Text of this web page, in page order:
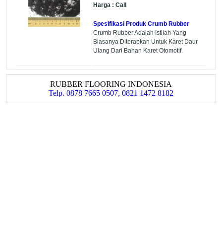
Harga : Call
Spesifikasi Produk Crumb Rubber
Crumb Rubber Adalah Istilah Yang
Biasanya Diterapkan Untuk Karet Daur
Ulang Dari Bahan Karet Otomotif.
RUBBER FLOORING INDONESIA
Telp. 0878 7665 0507, 0821 1472 8182